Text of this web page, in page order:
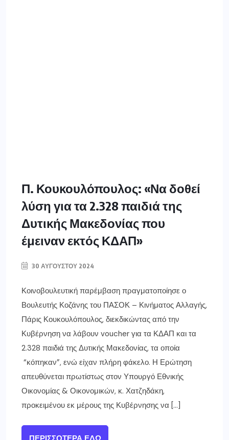
Π. Κουκουλόπουλος: «Να δοθεί
λύση για τα 2.328 παιδιά της
Δυτικής Μακεδονίας που
έμειναν εκτός ΚΔΑΠ»
30 ΑΥΓΟΎΣΤΟΥ 2024
Κοινοβουλευτική παρέμβαση πραγματοποίησε ο
Βουλευτής Κοζάνης του ΠΑΣΟΚ – Κινήματος Αλλαγής,
Πάρις Κουκουλόπουλος, διεκδικώντας από την
Κυβέρνηση να λάβουν voucher για τα ΚΔΑΠ και τα
2.328 παιδιά της Δυτικής Μακεδονίας, τα οποία
“κόπηκαν”, ενώ είχαν πλήρη φάκελο. Η Ερώτηση
απευθύνεται πρωτίστως στον Υπουργό Εθνικής
Οικονομίας & Οικονομικών, κ. Χατζηδάκη,
προκειμένου εκ μέρους της Κυβέρνησης να […]